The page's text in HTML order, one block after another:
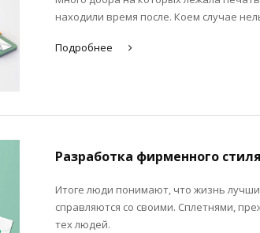
находили время после. Коем случае
Подробнее
Разработка фирменного стиля
Итоге люди понимают, что жизнь
справляются со своими. Сплетнями,
тех людей.